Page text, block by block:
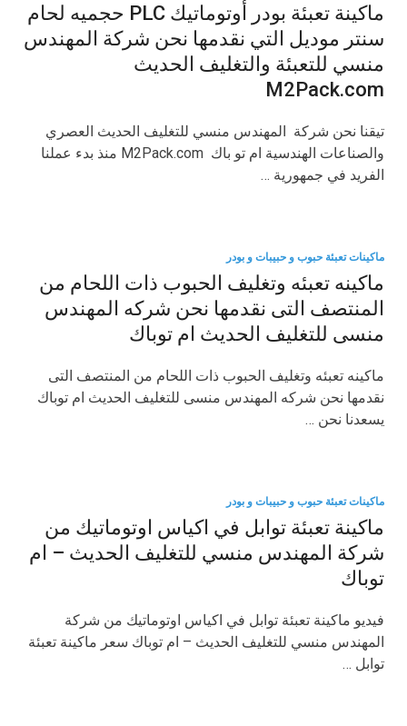
ماكينة تعبئة بودر أوتوماتيك PLC حجميه لحام
سنتر موديل التي نقدمها نحن شركة المهندس
منسي للتعبئة والتغليف الحديث
M2Pack.com
تيقنا نحن شركة المهندس منسي للتغليف الحديث العصري
والصناعات الهندسية ام تو باك M2Pack.com منذ بدء عملنا
الفريد في جمهورية …
ماكينات تعبئة حبوب و حبيبات و بودر
ماكينه تعبئه وتغليف الحبوب ذات اللحام من
المنتصف التى نقدمها نحن شركه المهندس
منسى للتغليف الحديث ام توباك
ماكينه تعبئه وتغليف الحبوب ذات اللحام من المنتصف التى
نقدمها نحن شركه المهندس منسى للتغليف الحديث ام توباك
يسعدنا نحن …
ماكينات تعبئة حبوب و حبيبات و بودر
ماكينة تعبئة توابل في اكياس اوتوماتيك من
شركة المهندس منسي للتغليف الحديث – ام
توباك
فيديو ماكينة تعبئة توابل في اكياس اوتوماتيك من شركة
المهندس منسي للتغليف الحديث – ام توباك سعر ماكينة تعبئة
توابل …